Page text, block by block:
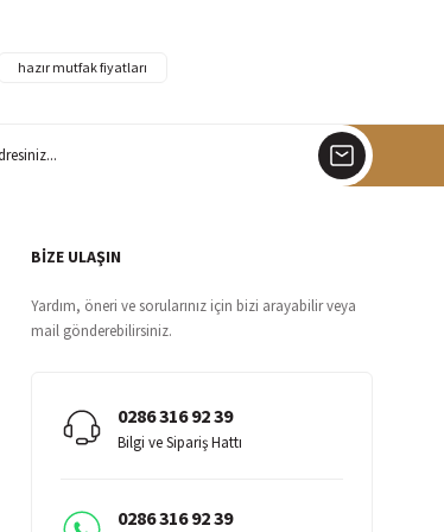
hazır mutfak fiyatları
BİZE ULAŞIN
Yardım, öneri ve sorularınız için bizi arayabilir veya
mail gönderebilirsiniz.
0286 316 92 39
Bilgi ve Sipariş Hattı
0286 316 92 39